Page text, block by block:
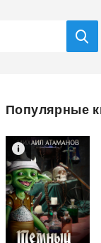
Популярные